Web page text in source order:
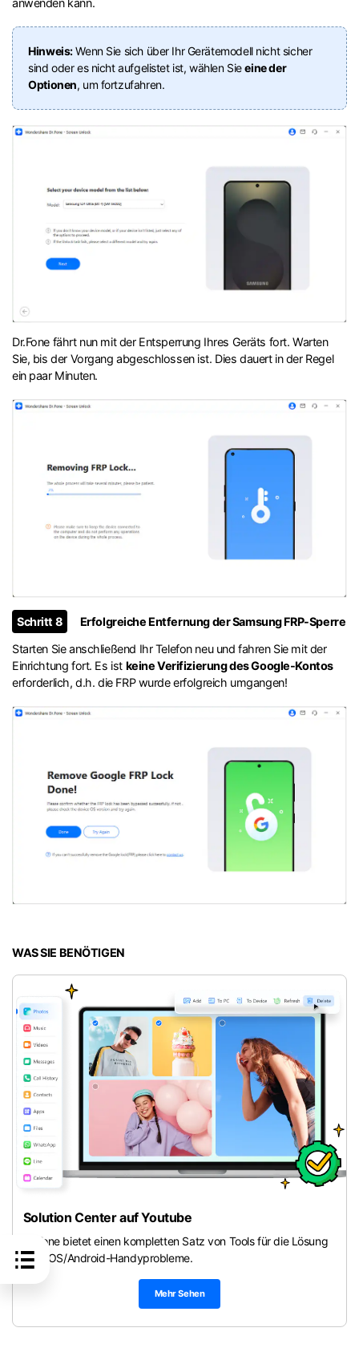
anwenden kann.
Hinweis:Wenn Sie sich über Ihr Gerätemodell nicht sicher
sind oder es nicht aufgelistet ist, wählen Sieeine der
Optionen, um fortzufahren.
Dr.Fone fährt nun mit der Entsperrung Ihres Geräts fort. Warten
Sie, bis der Vorgang abgeschlossen ist. Dies dauert in der Regel
ein paar Minuten.
Schritt 8
Erfolgreiche Entfernung der Samsung FRP-Sperre
Starten Sie anschließend Ihr Telefon neu und fahren Sie mit der
Einrichtung fort. Es ist keine Verifizierung des Google-Kontos
erforderlich, d.h. die FRP wurde erfolgreich umgangen!
WAS SIE BENÖTIGEN
Solution Center auf Youtube
Dr.Fone bietet einen kompletten Satz von Tools für die Lösung
aller iOS/Android-Handyprobleme.
Mehr Sehen